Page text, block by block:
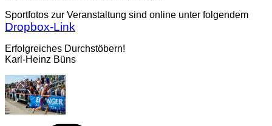
Sportfotos zur Veranstaltung sind online unter folgendem
Dropbox-Link
Erfolgreiches Durchstöbern!
Karl-Heinz Büns